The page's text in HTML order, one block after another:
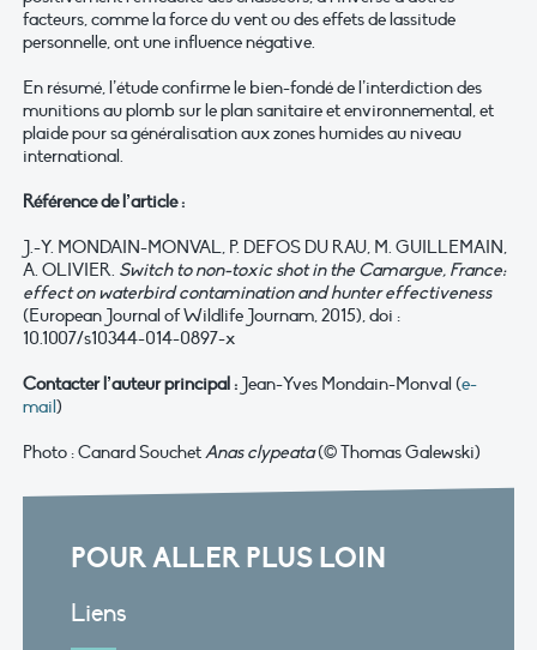
facteurs, comme la force du vent ou des effets de lassitude
personnelle, ont une influence négative.
En résumé, l’étude confirme le bien-fondé de l’interdiction des
munitions au plomb sur le plan sanitaire et environnemental, et
plaide pour sa généralisation aux zones humides au niveau
international.
Référence de l’article :
J.-Y. MONDAIN-MONVAL, P. DEFOS DU RAU, M. GUILLEMAIN,
A. OLIVIER. Switch to non-toxic shot in the Camargue, France:
effect on waterbird contamination and hunter effectiveness
(European Journal of Wildlife Journam, 2015), doi :
10.1007/s10344-014-0897-x
Contacter l’auteur principal : Jean-Yves Mondain-Monval (e-
mail)
Photo : Canard SouchetAnas clypeata(© Thomas Galewski)
POUR ALLER PLUS LOIN
Liens